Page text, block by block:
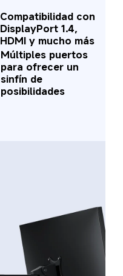
Compatibilidad con
DisplayPort 1.4,
HDMI y mucho más
Múltiples puertos
para ofrecer un
sinfín de
posibilidades